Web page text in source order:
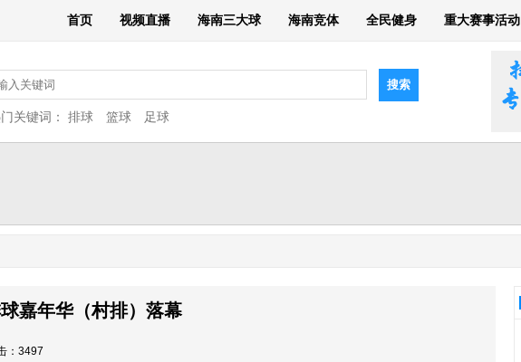
首页 视频直播 海南三大球 海南竞体 全民健身 重大赛事活动
关键词： 排球 篮球 足球
嘉年华（村排）落幕
：3497